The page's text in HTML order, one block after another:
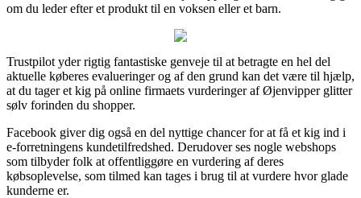
om du leder efter et produkt til en voksen eller et barn.
Trustpilot yder rigtig fantastiske genveje til at betragte en hel del
aktuelle køberes evalueringer og af den grund kan det være til hjælp,
at du tager et kig på online firmaets vurderinger af Øjenvipper glitter
sølv forinden du shopper.
Facebook giver dig også en del nyttige chancer for at få et kig ind i
e-forretningens kundetilfredshed. Derudover ses nogle webshops
som tilbyder folk at offentliggøre en vurdering af deres
købsoplevelse, som tilmed kan tages i brug til at vurdere hvor glade
kunderne er.